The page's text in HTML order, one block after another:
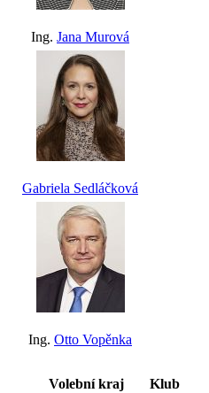
Ing. Jana Murová
Gabriela Sedláčková
Ing. Otto Vopěnka
Volební kraj
Klub